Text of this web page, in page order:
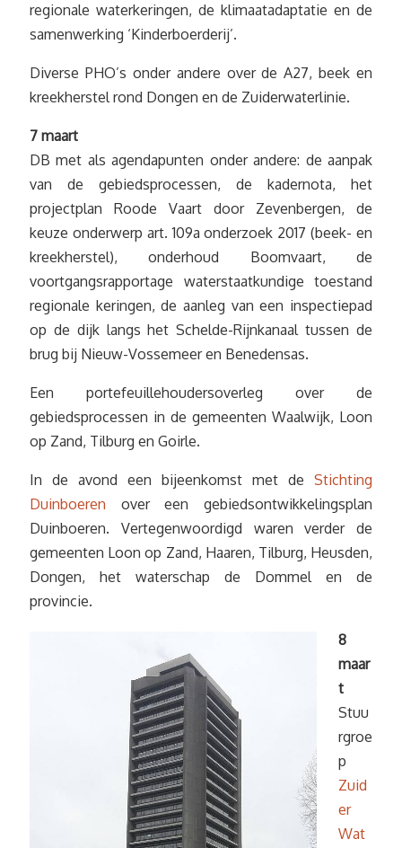
regionale waterkeringen, de klimaatadaptatie en de
samenwerking ‘Kinderboerderij’.
Diverse PHO’s onder andere over de A27, beek en
kreekherstel rond Dongen en de Zuiderwaterlinie.
7 maart
DB met als agendapunten onder andere: de aanpak
van de gebiedsprocessen, de kadernota, het
projectplan Roode Vaart door Zevenbergen, de
keuze onderwerp art. 109a onderzoek 2017 (beek- en
kreekherstel), onderhoud Boomvaart, de
voortgangsrapportage waterstaatkundige toestand
regionale keringen, de aanleg van een inspectiepad
op de dijk langs het Schelde-Rijnkanaal tussen de
brug bij Nieuw-Vossemeer en Benedensas.
Een portefeuillehoudersoverleg over de
gebiedsprocessen in de gemeenten Waalwijk, Loon
op Zand, Tilburg en Goirle.
In de avond een bijeenkomst met de Stichting
Duinboeren over een gebiedsontwikkelingsplan
Duinboeren. Vertegenwoordigd waren verder de
gemeenten Loon op Zand, Haaren, Tilburg, Heusden,
Dongen, het waterschap de Dommel en de
provincie.
8
maar
t
Stuu
rgroe
p
Zuid
er
Wat